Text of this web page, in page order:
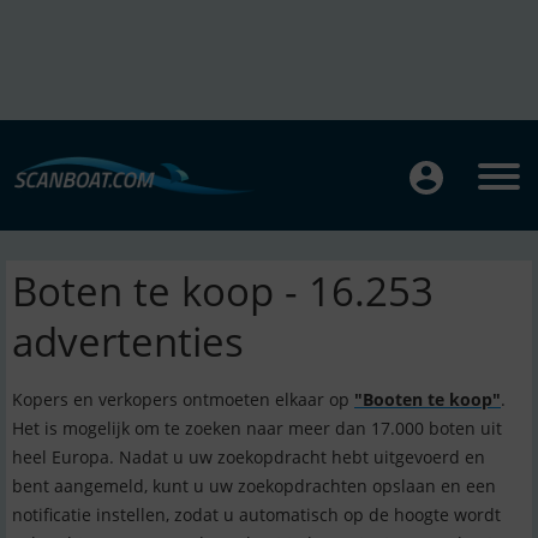
Boten te koop - 16.253
advertenties
Kopers en verkopers ontmoeten elkaar op "Booten te koop".
Het is mogelijk om te zoeken naar meer dan 17.000 boten uit
heel Europa. Nadat u uw zoekopdracht hebt uitgevoerd en
bent aangemeld, kunt u uw zoekopdrachten opslaan en een
notificatie instellen, zodat u automatisch op de hoogte wordt